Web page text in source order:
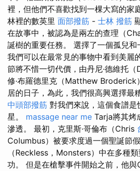
裡，但他們不喜歡找到一棵大寫的家
林裡的數英里 面部撥筋 - 士林 撥筋
在故事中，被認為是兩左的查理（
誕樹的重要任務。 選擇了一個孤兒和
我們可以在最常見的事物中看到美麗
節將不惜一切代價，由丹尼·德維托
修·布羅德里克（Matthew Broderick
居的日子，為此，我們很高興選擇最
中頭部撥筋 對我們來說，這個食譜
星。 massage near me Tarja將其烤
滲透。 最初，克里斯·哥倫布（Chris
Columbus）被要求度過一個聖誕節
（Reckless，Monsters）中在多種
功。 但是在槍擊事件開始之前，他